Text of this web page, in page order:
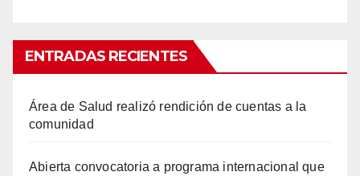
ENTRADAS RECIENTES
Área de Salud realizó rendición de cuentas a la
comunidad
Abierta convocatoria a programa internacional que